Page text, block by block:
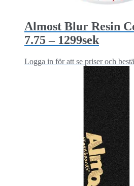
Almost Blur Resin
7.75 – 1299sek
Logga in för att se priser och